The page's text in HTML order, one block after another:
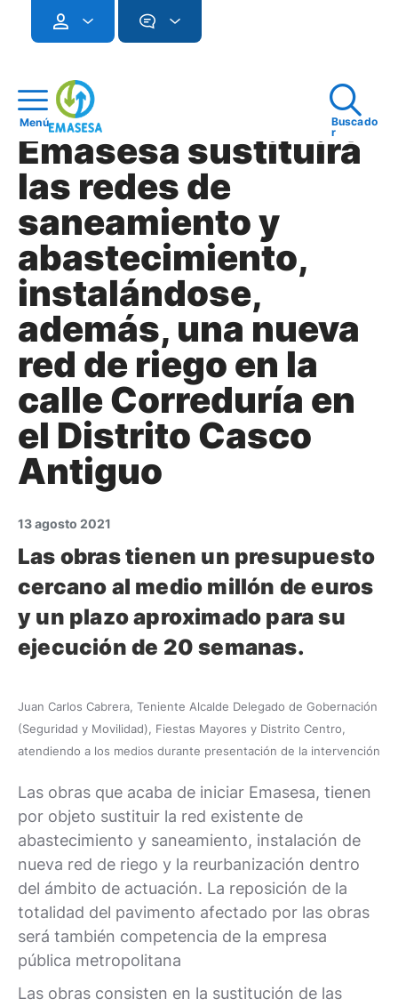
Menú
Buscado
r
Emasesa sustituirá
las redes de
saneamiento y
abastecimiento,
instalándose,
además, una nueva
red de riego en la
calle Correduría en
el Distrito Casco
Antiguo
13 agosto 2021
Las obras tienen un presupuesto
cercano al medio millón de euros
y un plazo aproximado para su
ejecución de 20 semanas.
Juan Carlos Cabrera, Teniente Alcalde Delegado de Gobernación
(Seguridad y Movilidad), Fiestas Mayores y Distrito Centro,
atendiendo a los medios durante presentación de la intervención
Las obras que acaba de iniciar Emasesa, tienen
por objeto sustituir la red existente de
abastecimiento y saneamiento, instalación de
nueva red de riego y la reurbanización dentro
del ámbito de actuación. La reposición de la
totalidad del pavimento afectado por las obras
será también competencia de la empresa
pública metropolitana
Las obras consisten en la sustitución de las